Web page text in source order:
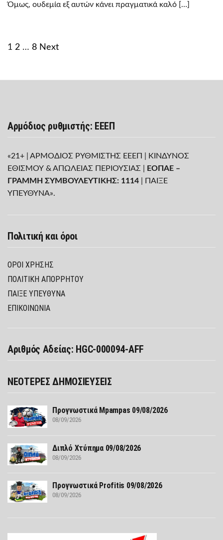
Όμως, ουδεμία εξ αυτών κάνει πραγματικά καλό […]
1 2 … 8 Next
Αρμόδιος ρυθμιστής: ΕΕΕΠ
«21+ | ΑΡΜΟΔΙΟΣ ΡΥΘΜΙΣΤΗΣ ΕΕΕΠ | ΚΙΝΔΥΝΟΣ
ΕΘΙΣΜΟΥ & ΑΠΩΛΕΙΑΣ ΠΕΡΙΟΥΣΙΑΣ |
ΕΟΠΑΕ –
ΓΡΑΜΜΗ ΣΥΜΒΟΥΛΕΥΤΙΚΗΣ: 1114 | ΠΑΙΞΕ
ΥΠΕΥΘΥΝΑ».
Πολιτική και όροι
ΌΡΟΙ ΧΡΉΣΗΣ
ΠΟΛΙΤΙΚΉ ΑΠΟΡΡΉΤΟΥ
ΠΑΊΞΕ ΥΠΕΎΘΥΝΑ
ΕΠΙΚΟΙΝΩΝΙΑ
Αριθμός Αδείας: HGC-000094-AFF
ΝΕΟΤΕΡΕΣ ΔΗΜΟΣΙΕΥΣΕΙΣ
Προγνωστικά Mpampas 09/08/2026
08/09/2026
Διπλό Χτύπημα 09/08/2026
08/09/2026
Προγνωστικά Profitis 09/08/2026
08/09/2026